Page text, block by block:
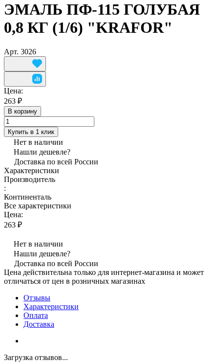
ЭМАЛЬ ПФ-115 ГОЛУБАЯ
0,8 КГ (1/6) "KRAFOR"
Арт. 3026
Цена:
263 ₽
В корзину
Купить в 1 клик
Нет в наличии
Нашли дешевле?
Доставка по всей России
Характеристики
Производитель
:
Континенталь
Все характеристики
Цена:
263 ₽
Нет в наличии
Нашли дешевле?
Доставка по всей России
Цена действительна только для интернет-магазина и может
отличаться от цен в розничных магазинах
Отзывы
Характеристики
Оплата
Доставка
Загрузка отзывов...